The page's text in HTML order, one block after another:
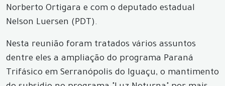
Norberto Ortigara e com o deputado estadual
Nelson Luersen (PDT).
Nesta reunião foram tratados vários assuntos
dentre eles a ampliação do programa Paraná
Trifásico em Serranópolis do Iguaçu, o mantimento